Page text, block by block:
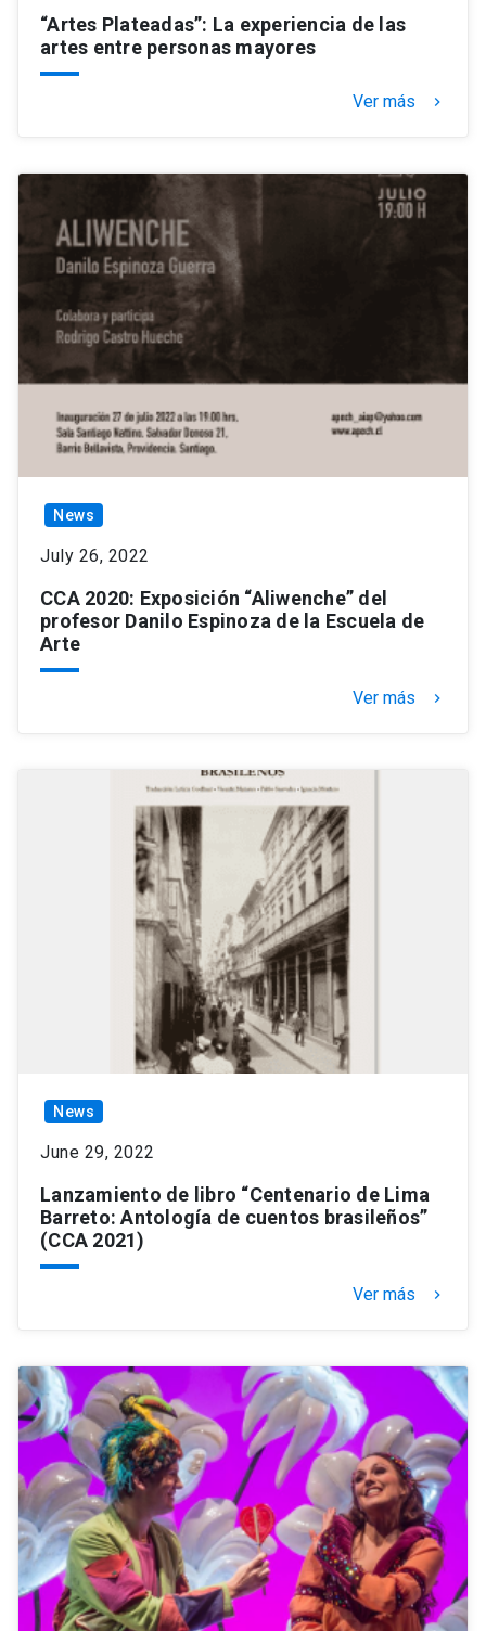
“Artes Plateadas”: La experiencia de las
artes entre personas mayores
Ver más keyboard_arrow_right
News
July 26, 2022
CCA 2020: Exposición “Aliwenche” del
profesor Danilo Espinoza de la Escuela de
Arte
Ver más keyboard_arrow_right
News
June 29, 2022
Lanzamiento de libro “Centenario de Lima
Barreto: Antología de cuentos brasileños”
(CCA 2021)
Ver más keyboard_arrow_right